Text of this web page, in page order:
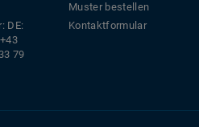
DE:
79
Muster bestellen
Kontaktformular